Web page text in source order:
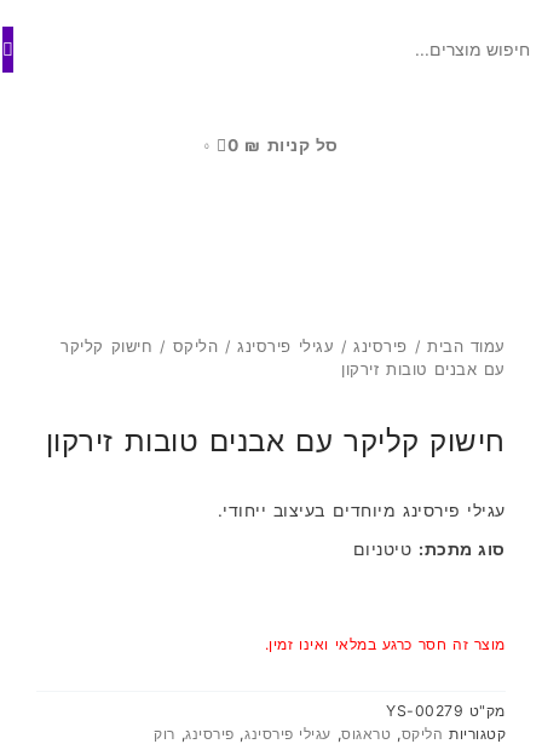
סל קניות ₪
0
עמוד הבית/ פירסינג/ עגילי פירסינג/ הליקס / חישוק קליקר
עם אבנים טובות זירקון
חישוק קליקר עם אבנים טובות זירקון
עגילי פירסינג מיוחדים בעיצוב ייחודי.
סוג מתכת: טיטניום
מוצר זה חסר כרגע במלאי ואינו זמין.
מק"ט YS-00279
קטגוריות הליקס, טראגוס, עגילי פירסינג, פירסינג, רוק